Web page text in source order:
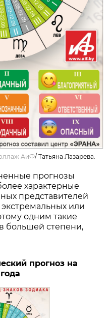
АиФ/Татьяна Лазарева.
прогнозы
характерные
представителей
или
одним такие
большей степени,
прогноз на